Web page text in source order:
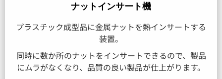
ナットインサート機
プラスチック成型品に金属ナットを熱インサートする
装置。
同時に数か所のナットをインサートできるので、製品
にムラがなくなり、品質の良い製品が仕上がります。